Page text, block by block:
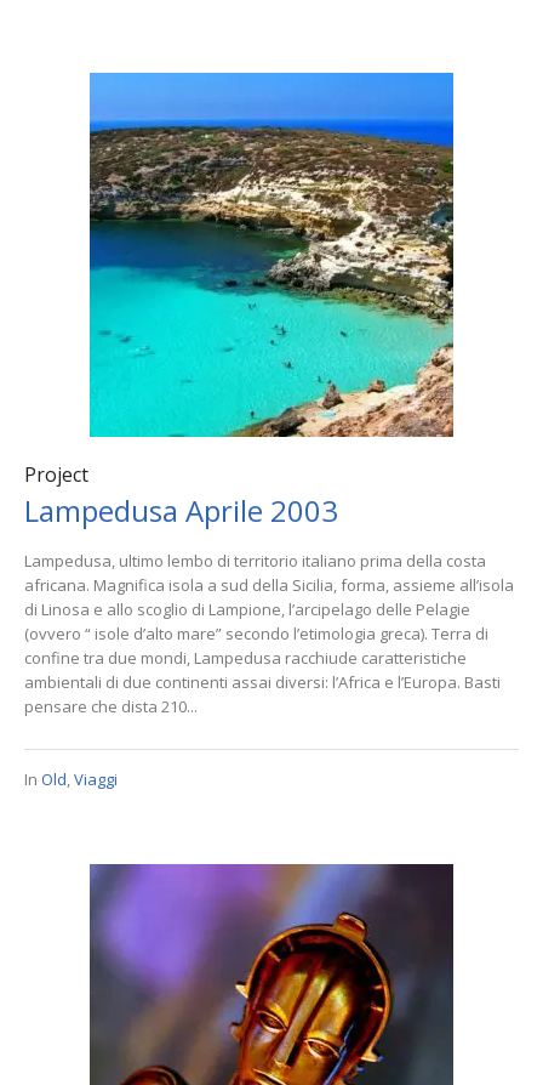
Project
Lampedusa Aprile 2003
Lampedusa, ultimo lembo di territorio italiano prima della costa
africana. Magnifica isola a sud della Sicilia, forma, assieme all’isola
di Linosa e allo scoglio di Lampione, l’arcipelago delle Pelagie
(ovvero “ isole d’alto mare” secondo l’etimologia greca). Terra di
confine tra due mondi, Lampedusa racchiude caratteristiche
ambientali di due continenti assai diversi: l’Africa e l’Europa. Basti
pensare che dista 210...
In Old,Viaggi